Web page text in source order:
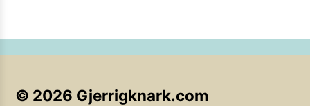
© 2026 Gjerrigknark.com